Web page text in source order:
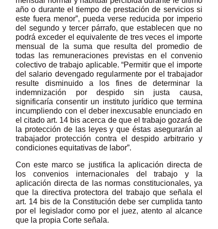
año o durante el tiempo de prestación de servicios si
este fuera menor”, pueda verse reducida por imperio
del segundo y tercer párrafo, que establecen que no
podrá exceder el equivalente de tres veces el importe
mensual de la suma que resulta del promedio de
todas las remuneraciones previstas en el convenio
colectivo de trabajo aplicable. “Permitir que el importe
del salario devengado regularmente por el trabajador
resulte disminuido a los fines de determinar la
indemnización por despido sin justa causa,
significaría consentir un instituto jurídico que termina
incumpliendo con el deber inexcusable enunciado en
el citado art. 14 bis acerca de que el trabajo gozará de
la protección de las leyes y que éstas asegurarán al
trabajador protección contra el despido arbitrario y
condiciones equitativas de labor”.
Con este marco se justifica la aplicación directa de
los convenios internacionales del trabajo y la
aplicación directa de las normas constitucionales, ya
que la directiva protectora del trabajo que señala el
art. 14 bis de la Constitución debe ser cumplida tanto
por el legislador como por el juez, atento al alcance
que la propia Corte señala.